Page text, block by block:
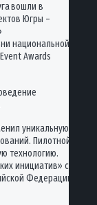
вошли в
Югры –
национальной
Awards
уникальную
Пилотной
технологию.
инициатив» с
Федерации